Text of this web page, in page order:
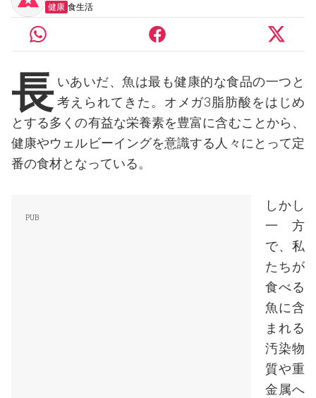
健康 食生活
長 いあいだ、魚は最も健康的な食品の一つと
考えられてきた。オメガ3脂肪酸をはじめ
とする多くの有益な栄養素を豊富に含むことから、
健康やウェルビーイングを意識する人々にとって定
番の食材となっている。
しかし
一方
で、私
たちが
食べる
魚に含
まれる
汚染物
質や重
金属へ